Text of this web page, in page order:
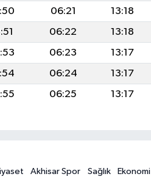
06:21 13:18
06:22 13:18
06:23 13:17
06:24 13:17
06:25 13:17
Akhisar Spor Sağlık Ekonomi